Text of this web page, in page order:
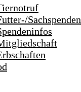
Sachspenden